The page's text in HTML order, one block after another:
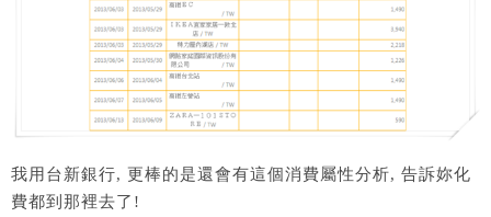
我用台新銀行, 更棒的是還會有這個消費屬性分析, 告訴妳化
費都到那裡去了!